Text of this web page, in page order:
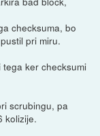
checksuma, bo
pri miru.
ker checksumi
scrubingu, pa
kolizije.